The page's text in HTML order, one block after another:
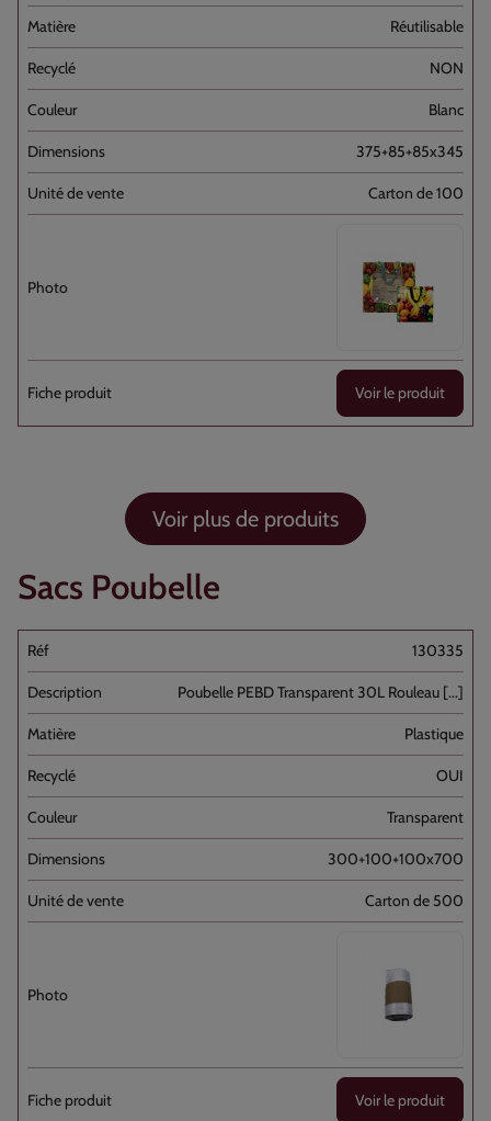
Réutilisable
NON
Blanc
375+85+85x345
Carton de 100
Voir le produit
Voir plus de produits
Sacs Poubelle
130335
Poubelle PEBD Transparent 30L Rouleau [...]
Plastique
OUI
Transparent
300+100+100x700
Carton de 500
Voir le produit